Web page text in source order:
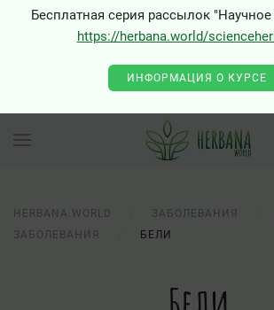
Бесплатная серия рассылок "Научное
https://herbana.world/
ИНФОРМАЦИЯ О КУРСЕ
HERBANA.WORLD ЗАБОЛЕВАНИЯ
ЗАБОЛЕВАНИЯ
БЕЛИ
0 - Class "Joomla\Input\Json" not found